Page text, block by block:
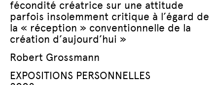
fécondité créatrice sur une attitude
parfois insolemment critique à l’égard de
la « réception » conventionnelle de la
création d’aujourd’hui »
Robert Grossmann
EXPOSITIONS PERSONNELLES